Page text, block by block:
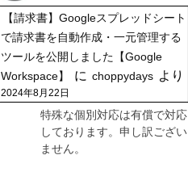
【請求書】Googleスプレッドシート
で請求書を自動作成・一元管理する
ツールを公開しました【Google
Workspace】
に choppydays より
2024年8月22日
特殊な個別対応は有償で対応
しております。申し訳ござい
ません。